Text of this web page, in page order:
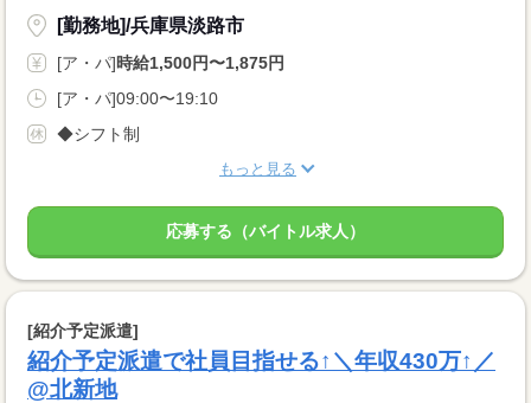
[勤務地]/兵庫県淡路市
[ア・パ]時給1,500円〜1,875円
[ア・パ]09:00〜19:10
◆シフト制
もっと見る
応募する（バイトル求人）
[紹介予定派遣]
紹介予定派遣で社員目指せる↑＼年収430万↑／
@北新地